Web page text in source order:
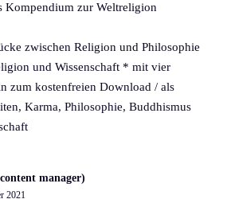
Kompendium zur Weltreligion
zwischen Religion und Philosophie
und Wissenschaft * mit vier
zum kostenfreien Download / als
Karma, Philosophie, Buddhismus
manager)
2021